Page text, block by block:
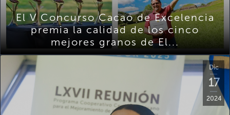
El V Concurso Cacao de Excelencia
premia la calidad de los cinco
mejores granos de El...
Dic
17
2024